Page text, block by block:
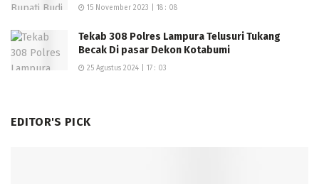
15 November 2023 | 18 : 08
Tekab 308 Polres Lampura Telusuri Tukang
Becak Di pasar Dekon Kotabumi
25 Agustus 2024 | 17 : 03
EDITOR'S PICK